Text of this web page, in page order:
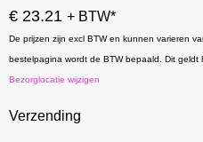
€ 23.21 + BTW*
De prijzen zijn excl BTW en kunnen varieren
bestelpagina wordt de BTW bepaald. Dit geldt
Bezorglocatie wijzigen
Verzending